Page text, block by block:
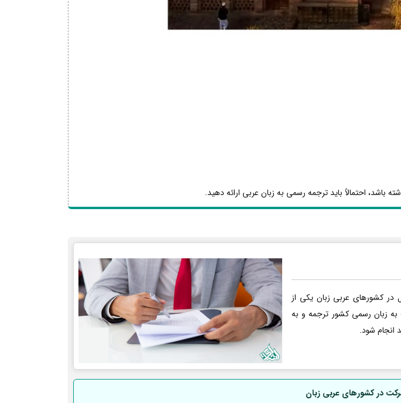
باشد، احتمالاً باید ترجمه رسمی به زبان عربی ارائه دهید.
کشورهای عربی زبان یکی از
به زبان رسمی کشور ترجمه و به
انجام شود.
در کشورهای عربی زبان